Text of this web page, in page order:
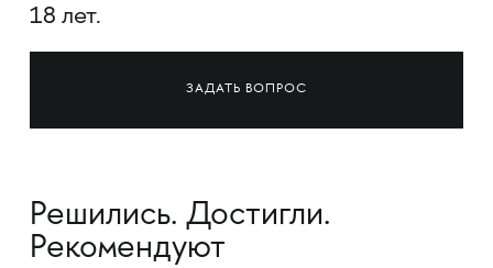
18 лет.
ЗАДАТЬ ВОПРОС
Решились. Достигли.
Рекомендуют